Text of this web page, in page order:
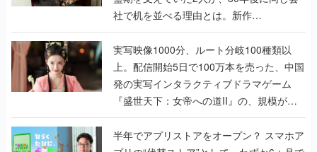
社で机を並べる理由とは。新作
『TATSUJIN EXTREME』で初タッグを組
んだレジェンド2人に訊く開発秘話
実写映像1000分、ルート分岐100種類以
上。配信開始5日で100万本を売った、中国
発の実写インタラクティブドラマゲーム
『盛世天下：女帝への道II』の、規模が違
うこだわりをプロデューサーに聞いた
半年でアプリストアをオープン？ スマホア